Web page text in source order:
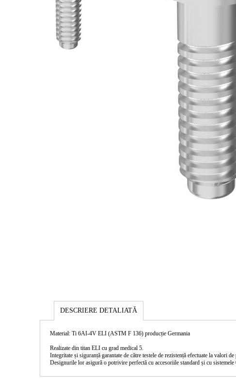
DESCRIERE DETALIATĂ
Material: Ti 6AI-4V ELI (ASTM F 136) producție Germania
Realizate din titan ELI cu grad medical 5.
Integritate și siguranță garantate de către testele de rezistență efectuate la valori
Designurile lor asigură o potrivire perfectă cu accesoriile standard și cu